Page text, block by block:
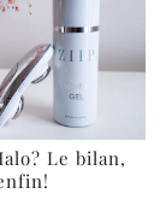
Le bilan,